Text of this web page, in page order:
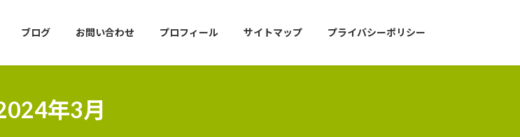
ブログ お問い合わせ プロフィール サイトマップ プライバシーポリシー
年3月